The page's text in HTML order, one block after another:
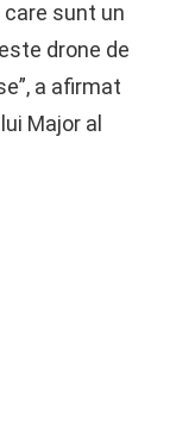
sunt un
drone de
a afirmat
Major al